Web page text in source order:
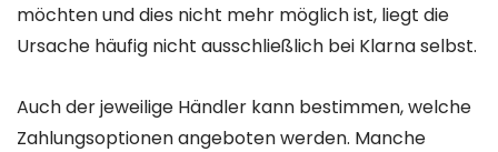
möchten und dies nicht mehr möglich ist, liegt die
Ursache häufig nicht ausschließlich bei Klarna selbst.
Auch der jeweilige Händler kann bestimmen, welche
Zahlungsoptionen angeboten werden. Manche